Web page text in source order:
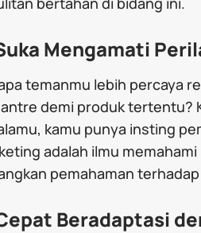
Mengamati
temanmu lebih percaya
demi produk tertentu?
kamu punya insting
adalah ilmu
pemahaman
Beradaptasi